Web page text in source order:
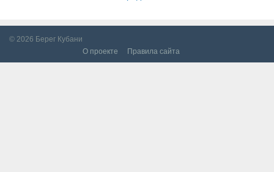
© 2026 Берег Кубани
О проекте
Правила сайта